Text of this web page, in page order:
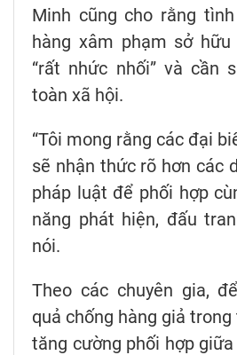
Minh cũng cho rằng
hàng xâm phạm sở
“rất nhức nhối” và cần
toàn xã hội.
“Tôi mong rằng các đại
sẽ nhận thức rõ hơn các
pháp luật để phối hợp
năng phát hiện, đấu
nói.
Theo các chuyên gia,
quả chống hàng giả
tăng cường phối hợp